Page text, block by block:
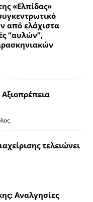
«Ελπίδας»
από ελάχιστα
“αυλών”,
τελειώνει
Αναλγησίες